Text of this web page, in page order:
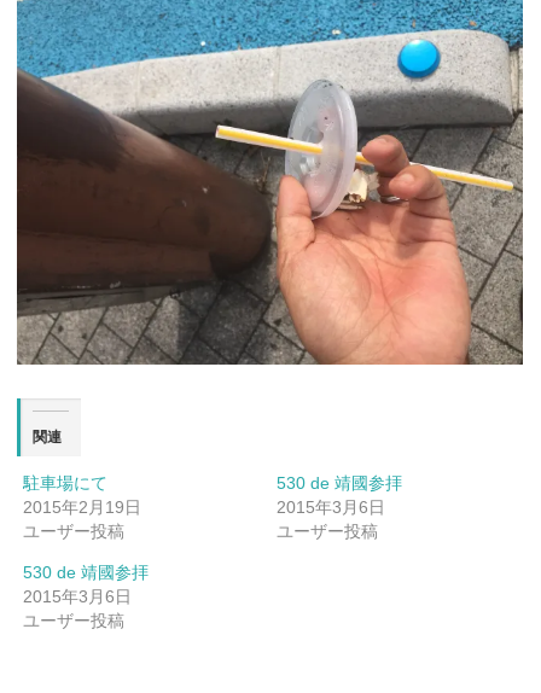
関連
駐車場にて
2015年2月19日
ユーザー投稿
530 de 靖國参拝
2015年3月6日
ユーザー投稿
530 de 靖國参拝
2015年3月6日
ユーザー投稿